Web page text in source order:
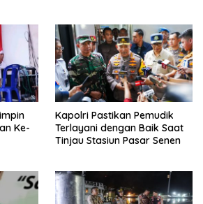
Ke-
Kapolri Pastikan Pemudik
Terlayani dengan Baik Saat
Tinjau Stasiun Pasar Senen